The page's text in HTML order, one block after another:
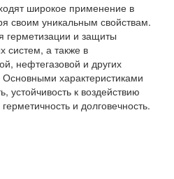
широкое применение в
своим уникальным свойствам.
герметизации и защиты
систем, а также в
нефтегазовой и других
характеристиками
устойчивость к воздействию
и долговечность.